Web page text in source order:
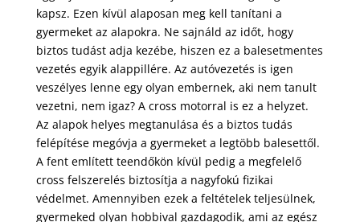
kapsz. Ezen kívül alaposan meg kell tanítani a
gyermeket az alapokra. Ne sajnáld az időt, hogy
biztos tudást adja kezébe, hiszen ez a balesetmentes
vezetés egyik alappillére. Az autóvezetés is igen
veszélyes lenne egy olyan embernek, aki nem tanult
vezetni, nem igaz? A cross motorral is ez a helyzet.
Az alapok helyes megtanulása és a biztos tudás
felépítése megóvja a gyermeket a legtöbb balesettől.
A fent említett teendőkön kívül pedig a megfelelő
cross felszerelés biztosítja a nagyfokú fizikai
védelmet. Amennyiben ezek a feltételek teljesülnek,
gyermeked olyan hobbival gazdagodik, ami az egész